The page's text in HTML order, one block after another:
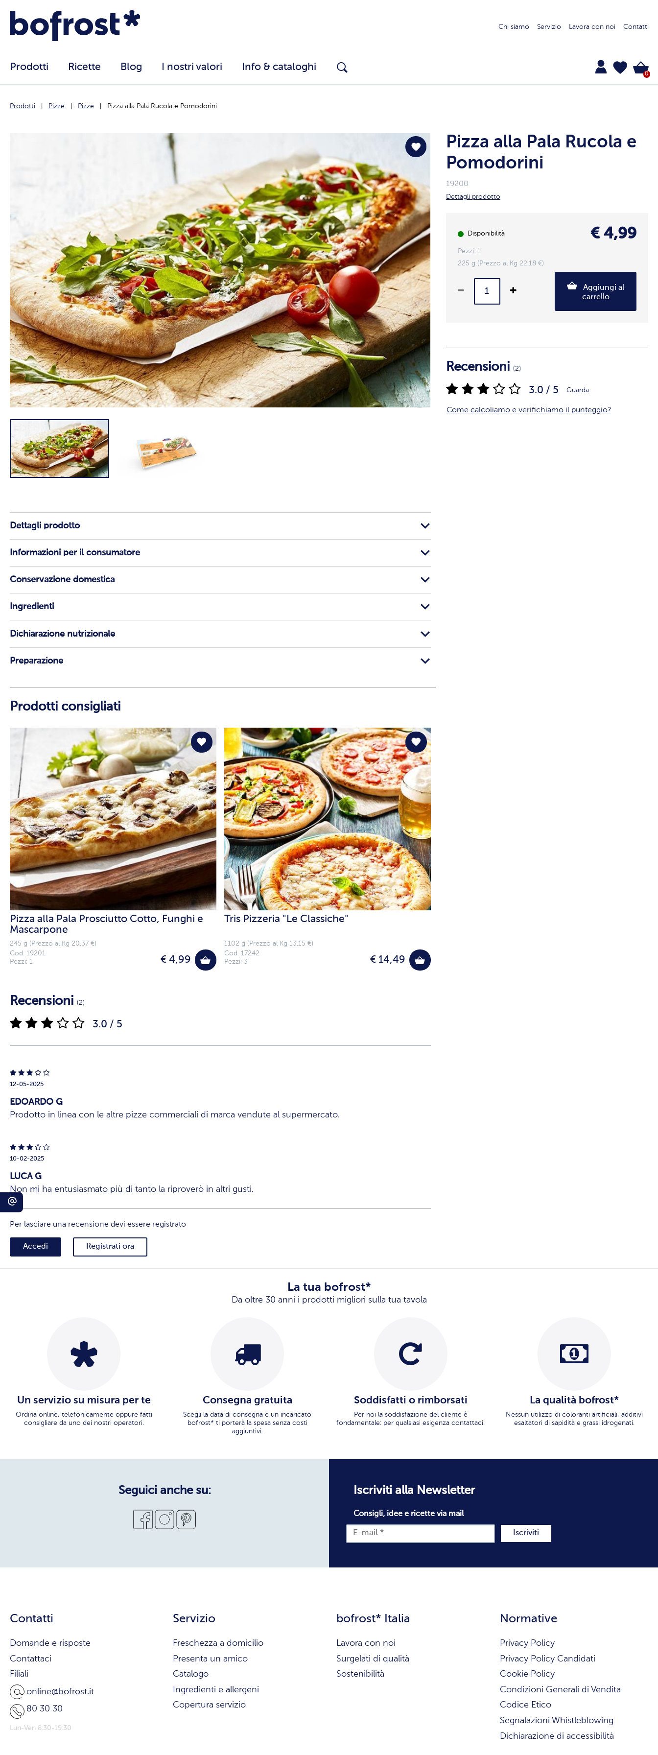
Chi siamo Servizio Lavora con noi Contatti
Prodotti Ricette Blog I nostri valori Info & cataloghi
0
Prodotti Pizze Pizze Pizza alla Pala Rucola e Pomodorini
Pizza alla Pala Rucola e
Pomodorini
19200
Dettagli prodotto
Disponibilità € 4,99
Pezzi: 1
225 g (Prezzo al Kg 22.18 €)
Aggiungi al
carrello
Recensioni (2)
3.0 / 5 Guarda
Come calcoliamo e verifichiamo il punteggio?
Dettagli prodotto
Informazioni per il consumatore
Conservazione domestica
Ingredienti
Dichiarazione nutrizionale
Preparazione
Prodotti consigliati
Pizza alla Pala Prosciutto Cotto, Funghi e
Mascarpone
245 g (Prezzo al Kg 20.37 €)
€ 4,99
Cod. 19201
Pezzi: 1
Tris Pizzeria "Le Classiche"
1102 g (Prezzo al Kg 13.15 €)
€ 14,49
Cod. 17242
Pezzi: 3
Recensioni (2)
3.0 / 5
12-05-2025
EDOARDO G
Prodotto in linea con le altre pizze commerciali di marca vendute al supermercato.
10-02-2025
LUCA G
Non mi ha entusiasmato più di tanto la riproverò in altri gusti.
Per lasciare una recensione devi essere registrato
Accedi Registrati ora
La tua bofrost*
Da oltre 30 anni i prodotti migliori sulla tua tavola
Un servizio su misura per te
Ordina online, telefonicamente oppure fatti
consigliare da uno dei nostri operatori.
Consegna gratuita
Scegli la data di consegna e un incaricato
bofrost* ti porterà la spesa senza costi
aggiuntivi.
Soddisfatti o rimborsati
Per noi la soddisfazione del cliente è
fondamentale: per qualsiasi esigenza contattaci.
La qualità bofrost*
Nessun utilizzo di coloranti artificiali, additivi
esaltatori di sapidità e grassi idrogenati.
Contatti
Domande e risposte
Contattaci
Filiali
online@bofrost.it
80 30 30
Lun-Ven 8:30-19:30
Servizio
Freschezza a domicilio
Presenta un amico
Catalogo
Ingredienti e allergeni
Copertura servizio
bofrost* Italia
Lavora con noi
Surgelati di qualità
Sostenibilità
Normative
Privacy Policy
Privacy Policy Candidati
Cookie Policy
Condizioni Generali di Vendita
Codice Etico
Segnalazioni Whistleblowing
Dichiarazione di accessibilità
Seguici anche su: Iscriviti alla Newsletter
Consigli, idee e ricette via mail
Iscriviti